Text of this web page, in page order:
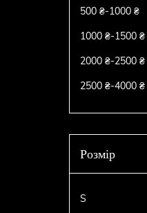
500 ₴-1000 ₴
1000 ₴-1500 ₴
2000 ₴-2500 ₴
2500 ₴-4000 ₴
Розмір
S